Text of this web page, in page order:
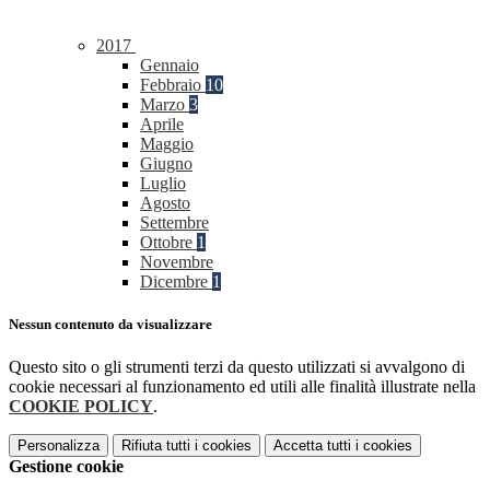
2017
Gennaio
Febbraio 10
Marzo 3
Aprile
Maggio
Giugno
Luglio
Agosto
Settembre
Ottobre 1
Novembre
Dicembre 1
Nessun contenuto da visualizzare
Questo sito o gli strumenti terzi da questo utilizzati si avvalgono di
cookie necessari al funzionamento ed utili alle finalità illustrate nella
COOKIE POLICY.
Personalizza Rifiuta tutti i cookies Accetta tutti i cookies
Gestione cookie